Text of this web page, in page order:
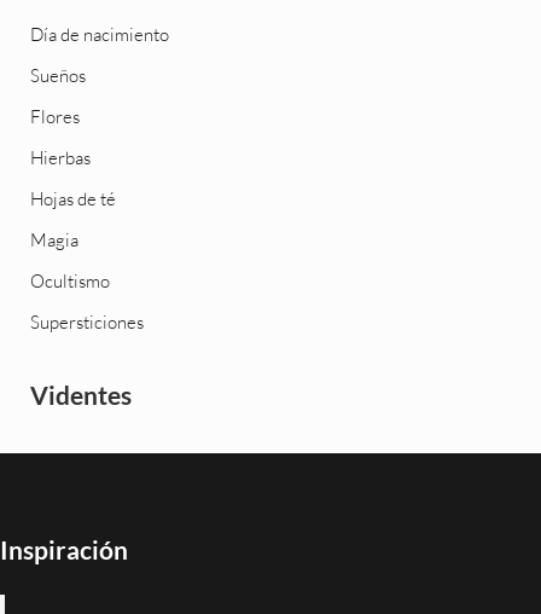
Día de nacimiento
Sueños
Flores
Hierbas
Hojas de té
Magia
Ocultismo
Supersticiones
Videntes
Inspiración